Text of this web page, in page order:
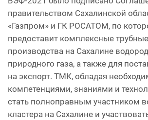
правительством Сахалинской
«Газпром» и ГК РОСАТОМ, по
предоставит комплексные
производства на Сахалине
природного газа, а также для
на экспорт. ТМК, обладая
компетенциями, знаниями и
стать полноправным участником
кластера на Сахалине и